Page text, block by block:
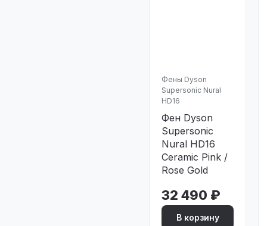
Фены Dyson
Supersonic Nural
HD16
Фен Dyson
Supersonic
Nural HD16
Ceramic Pink /
Rose Gold
32 490 ₽
В корзину